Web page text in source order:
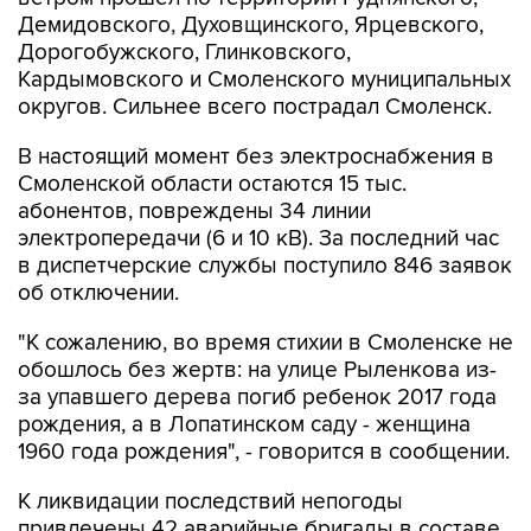
Демидовского, Духовщинского, Ярцевского,
Дорогобужского, Глинковского,
Кардымовского и Смоленского муниципальных
округов. Сильнее всего пострадал Смоленск.
В настоящий момент без электроснабжения в
Смоленской области остаются 15 тыс.
абонентов, повреждены 34 линии
электропередачи (6 и 10 кВ). За последний час
в диспетчерские службы поступило 846 заявок
об отключении.
"К сожалению, во время стихии в Смоленске не
обошлось без жертв: на улице Рыленкова из-
за упавшего дерева погиб ребенок 2017 года
рождения, а в Лопатинском саду - женщина
1960 года рождения", - говорится в сообщении.
К ликвидации последствий непогоды